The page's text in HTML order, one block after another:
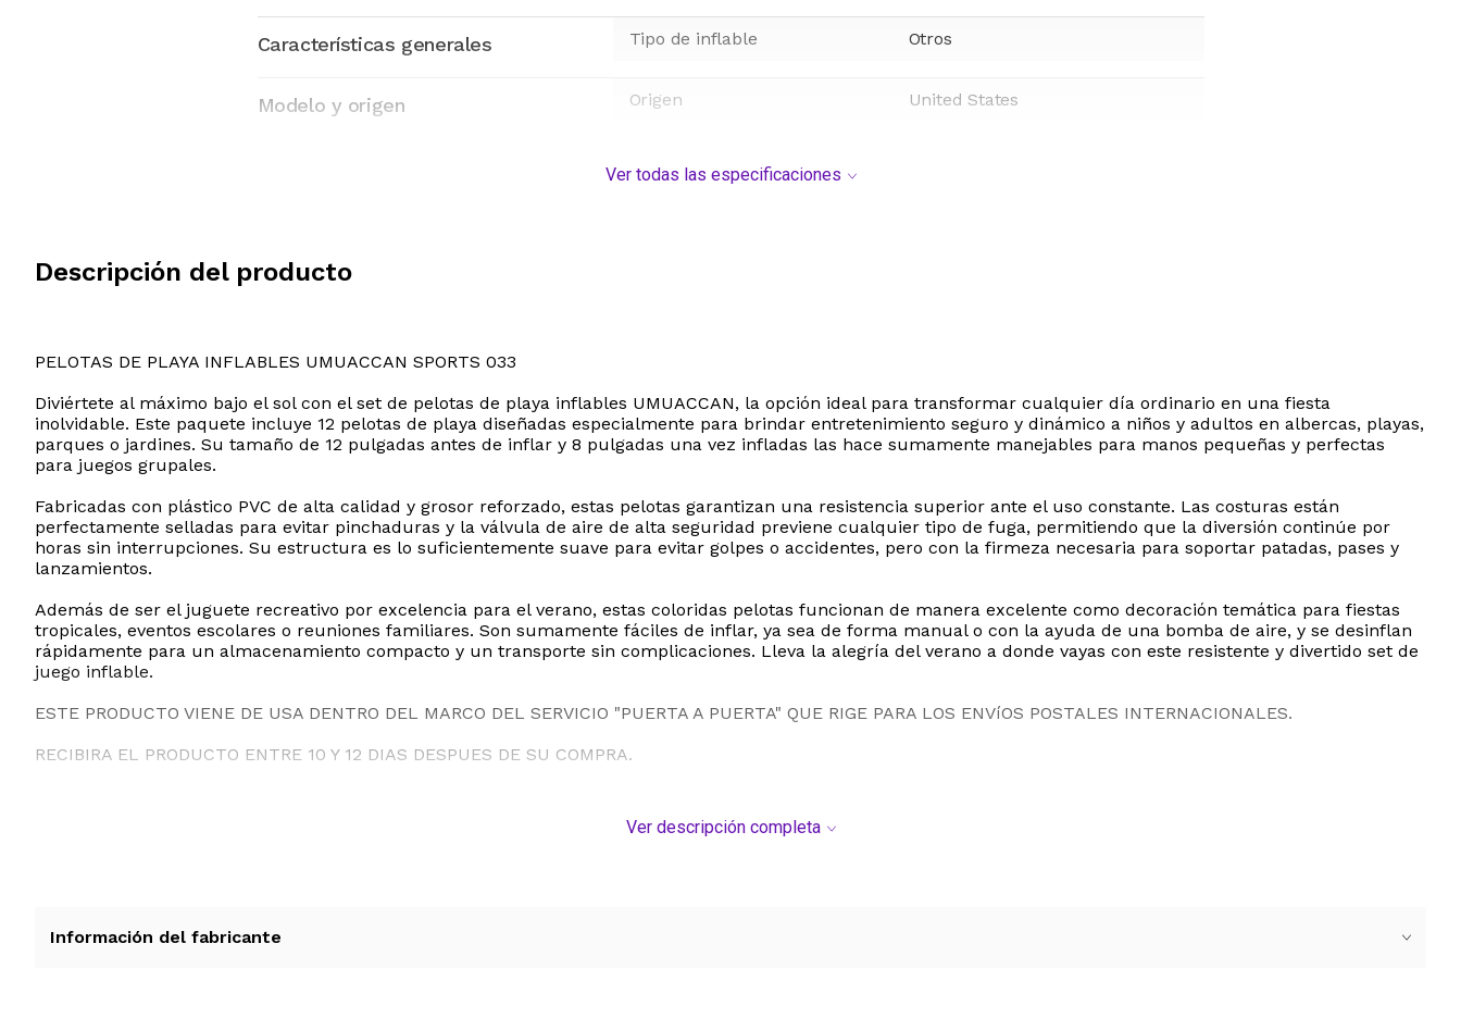
Características generales Tipo de inflable Otros
Modelo y origen Origen United States
Ver todas las especificaciones
Descripción del producto
PELOTAS DE PLAYA INFLABLES UMUACCAN SPORTS 033
Diviértete al máximo bajo el sol con el set de pelotas de playa inflables UMUACCAN, la opción ideal para transformar cualquier día ordinario en una fiesta
inolvidable. Este paquete incluye 12 pelotas de playa diseñadas especialmente para brindar entretenimiento seguro y dinámico a niños y adultos en albercas, playas,
parques o jardines. Su tamaño de 12 pulgadas antes de inflar y 8 pulgadas una vez infladas las hace sumamente manejables para manos pequeñas y perfectas
para juegos grupales.
Fabricadas con plástico PVC de alta calidad y grosor reforzado, estas pelotas garantizan una resistencia superior ante el uso constante. Las costuras están
perfectamente selladas para evitar pinchaduras y la válvula de aire de alta seguridad previene cualquier tipo de fuga, permitiendo que la diversión continúe por
horas sin interrupciones. Su estructura es lo suficientemente suave para evitar golpes o accidentes, pero con la firmeza necesaria para soportar patadas, pases y
lanzamientos.
Además de ser el juguete recreativo por excelencia para el verano, estas coloridas pelotas funcionan de manera excelente como decoración temática para fiestas
tropicales, eventos escolares o reuniones familiares. Son sumamente fáciles de inflar, ya sea de forma manual o con la ayuda de una bomba de aire, y se desinflan
rápidamente para un almacenamiento compacto y un transporte sin complicaciones. Lleva la alegría del verano a donde vayas con este resistente y divertido set de
juego inflable.
ESTE PRODUCTO VIENE DE USA DENTRO DEL MARCO DEL SERVICIO "PUERTA A PUERTA" QUE RIGE PARA LOS ENVíOS POSTALES INTERNACIONALES.
RECIBIRA EL PRODUCTO ENTRE 10 Y 12 DIAS DESPUES DE SU COMPRA.
Ver descripción completa
Información del fabricante